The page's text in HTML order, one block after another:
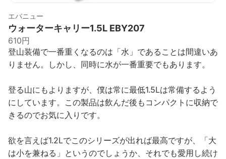
エバニュー
ウォーターキャリー1.5L EBY207
610円
登山装備で一番重くなるのは「水」であることは間違いあ
りません。しかし、同時に水が一番重要でもあります。
登る山にもよりますが、僕は常に最低1.5Lは常備するよう
にしています。この製品は飲んだ後もコンパクトに収納で
きるのでお気に入りです。
欲を言えば1.2Lでこのシリーズが出れば最高ですが、「大
は小を兼ねる」というのでしょうか、それでも愛用し続け